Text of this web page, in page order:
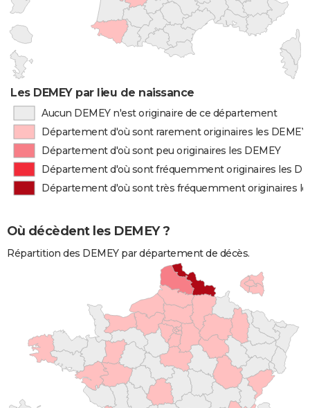
Les DEMEY par lieu de naissance
Aucun DEMEY n'est originaire de ce département
Département d'où sont rarement originaires les DEMEY
Département d'où sont peu originaires les DEMEY
Département d'où sont fréquemment originaires les
Département d'où sont très fréquemment originaires
Où décèdent les DEMEY ?
Répartition des DEMEY par département de décès.